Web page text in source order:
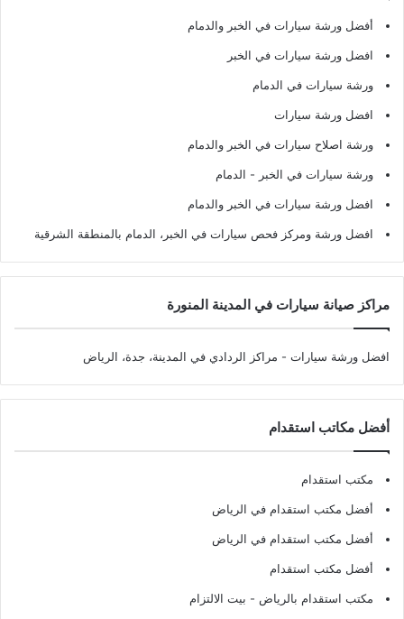
أفضل ورشة سيارات في الخبر والدمام
افضل ورشة سيارات في الخبر
ورشة سيارات في الدمام
افضل ورشة سيارات
ورشة اصلاح سيارات في الخبر والدمام
ورشة سيارات في الخبر - الدمام
افضل ورشة سيارات في الخبر والدمام
افضل ورشة ومركز فحص سيارات في الخبر، الدمام بالمنطقة الشرقية
مراكز صيانة سيارات في المدينة المنورة
افضل ورشة سيارات - مراكز الردادي في المدينة، جدة، الرياض
أفضل مكاتب استقدام
مكتب استقدام
أفضل مكتب استقدام في الرياض
أفضل مكتب استقدام في الرياض
أفضل مكتب استقدام
مكتب استقدام بالرياض - بيت الالتزام